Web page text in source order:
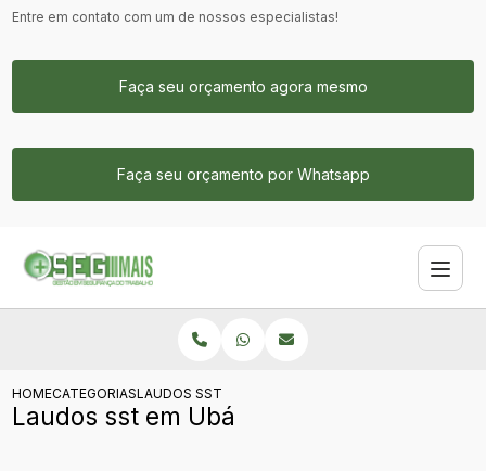
Entre em contato com um de nossos especialistas!
Faça seu orçamento agora mesmo
Faça seu orçamento por Whatsapp
HOMECATEGORIASLAUDOS SST​ EM UBÁ
Laudos sst​ em Ubá